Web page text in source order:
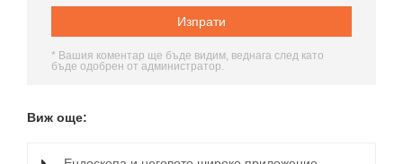
* Вашия коментар ще бъде видим, веднага след като
бъде одобрен от администратор.
Виж още: